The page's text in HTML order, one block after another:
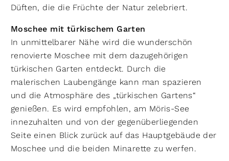
Düften, die die Früchte der Natur zelebriert.
Moschee mit türkischem Garten
In unmittelbarer Nähe wird die wunderschön
renovierte Moschee mit dem dazugehörigen
türkischen Garten entdeckt. Durch die
malerischen Laubengänge kann man spazieren
und die Atmosphäre des „türkischen Gartens“
genießen. Es wird empfohlen, am Möris-See
innezuhalten und von der gegenüberliegenden
Seite einen Blick zurück auf das Hauptgebäude der
Moschee und die beiden Minarette zu werfen.